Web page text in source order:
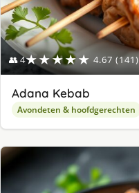
👥 4★★★★★ 4.67 (141)
Adana Kebab
Avondeten & hoofdgerechten